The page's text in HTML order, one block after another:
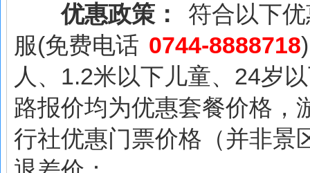
优惠政策：
符合以下
服(免费电话 0744-8888718
人、1.2米以下儿童、24岁
路报价均为优惠套餐价格，
行社优惠门票价格（并非景